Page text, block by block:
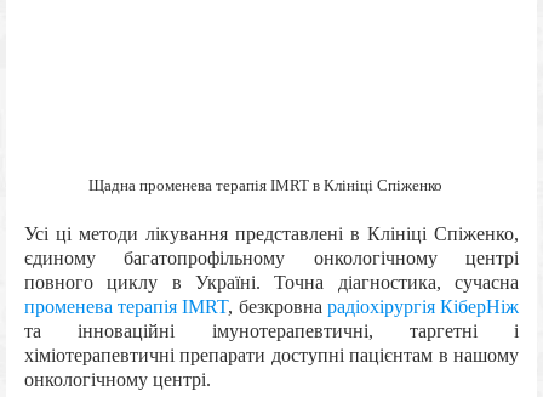
Щадна променева терапія IMRT в Клініці Спіженко
Усі ці методи лікування представлені в Клініці Спіженко,
єдиному багатопрофільному онкологічному центрі
повного циклу в Україні. Точна діагностика, сучасна
променева терапія IMRT, безкровна радіохірургія КіберНіж
та інноваційні імунотерапевтичні, таргетні і
хіміотерапевтичні препарати доступні пацієнтам в нашому
онкологічному центрі.